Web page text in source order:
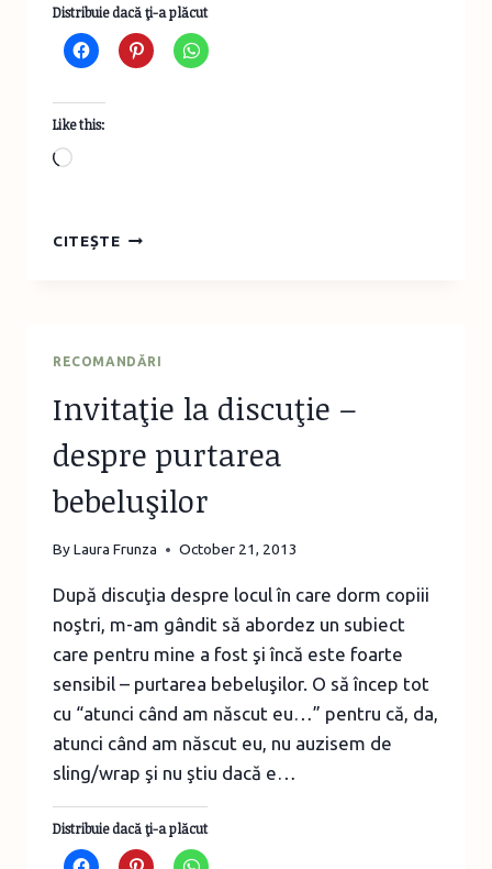
Distribuie dacă ţi-a plăcut
Like this:
Loading…
CITEȘTECONFERINŢA
RECOMANDĂRI
Invitaţie la discuţie –
despre purtarea
bebeluşilor
ByLaura Frunza October 21, 2013
După discuţia despre locul în care dorm copiii
noştri, m-am gândit să abordez un subiect
care pentru mine a fost şi încă este foarte
sensibil – purtarea bebeluşilor. O să încep tot
cu “atunci când am născut eu…” pentru că, da,
atunci când am născut eu, nu auzisem de
sling/wrap şi nu ştiu dacă e…
Distribuie dacă ţi-a plăcut